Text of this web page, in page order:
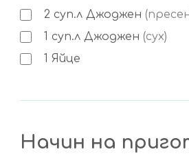
2 суп.л Джоджен
1 суп.л Джоджен (сух)
1 Яйце
Начин на